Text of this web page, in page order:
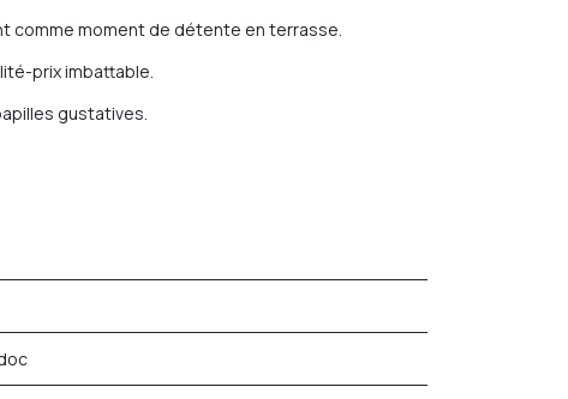
comme moment de détente en terrasse.
prix imbattable.
gustatives.